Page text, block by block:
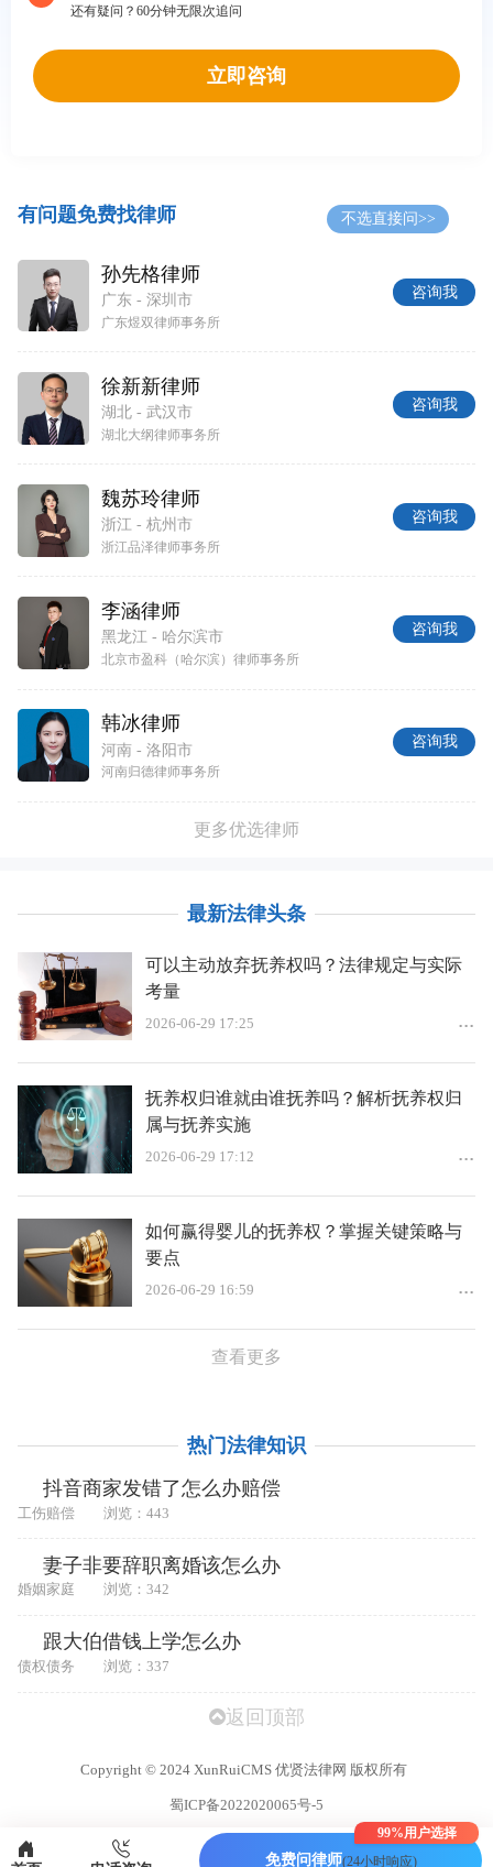
还有疑问？60分钟无限次追问
立即咨询
有问题免费找律师 不选直接问>>
孙先格律师
广东 - 深圳市
广东煜双律师事务所
咨询我
徐新新律师
湖北 - 武汉市
湖北大纲律师事务所
咨询我
魏苏玲律师
浙江 - 杭州市
浙江品泽律师事务所
咨询我
李涵律师
黑龙江 - 哈尔滨市
北京市盈科（哈尔滨）律师事务所
咨询我
韩冰律师
河南 - 洛阳市
河南归德律师事务所
咨询我
更多优选律师
最新法律头条
可以主动放弃抚养权吗？法律规定与实际
考量
2026-06-29 17:25
抚养权归谁就由谁抚养吗？解析抚养权归
属与抚养实施
2026-06-29 17:12
如何赢得婴儿的抚养权？掌握关键策略与
要点
2026-06-29 16:59
查看更多
热门法律知识
抖音商家发错了怎么办赔偿
工伤赔偿 浏览：443
妻子非要辞职离婚该怎么办
婚姻家庭 浏览：342
跟大伯借钱上学怎么办
债权债务 浏览：337
返回顶部
Copyright ©2024 XunRuiCMS 优贤法律网 版权所有
蜀ICP备2022020065号-5
免费问律师(24小时响应)
99%用户选择